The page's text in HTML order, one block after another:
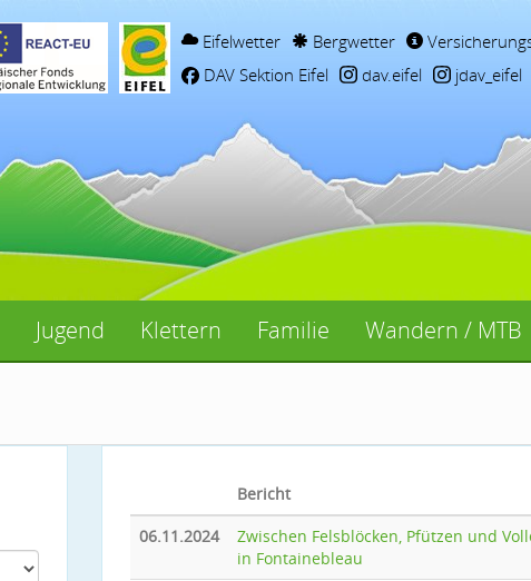
Eifelwetter Bergwetter
DAV Sektion Eifel
dav.eifel jdav_eifel
Jugend Klettern Familie Wandern / MTB
Bericht
06.11.2024
Zwischen Felsblöcken, Pfützen und
in Fontainebleau